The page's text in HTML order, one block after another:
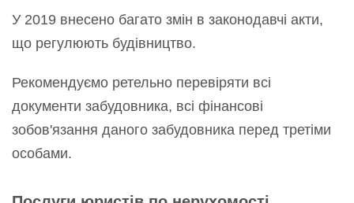
У 2019 внесено багато змін в законодавчі акти,
що регулюють будівництво.
Рекомендуємо ретельно перевіряти всі
документи забудовника, всі фінансові
зобов'язання даного забудовника перед третіми
особами.